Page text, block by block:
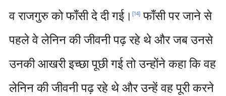
व राजगुरु को फाँसी दे दी गई। [14]फाँसी पर जाने से
पहले वे लेनिन की जीवनी पढ़ रहे थे और जब उनसे
उनकी आखरी इच्छा पूछी गई तो उन्होंने कहा कि वह
लेनिन की जीवनी पढ़ रहे थे और उन्हें वह पूरी करने